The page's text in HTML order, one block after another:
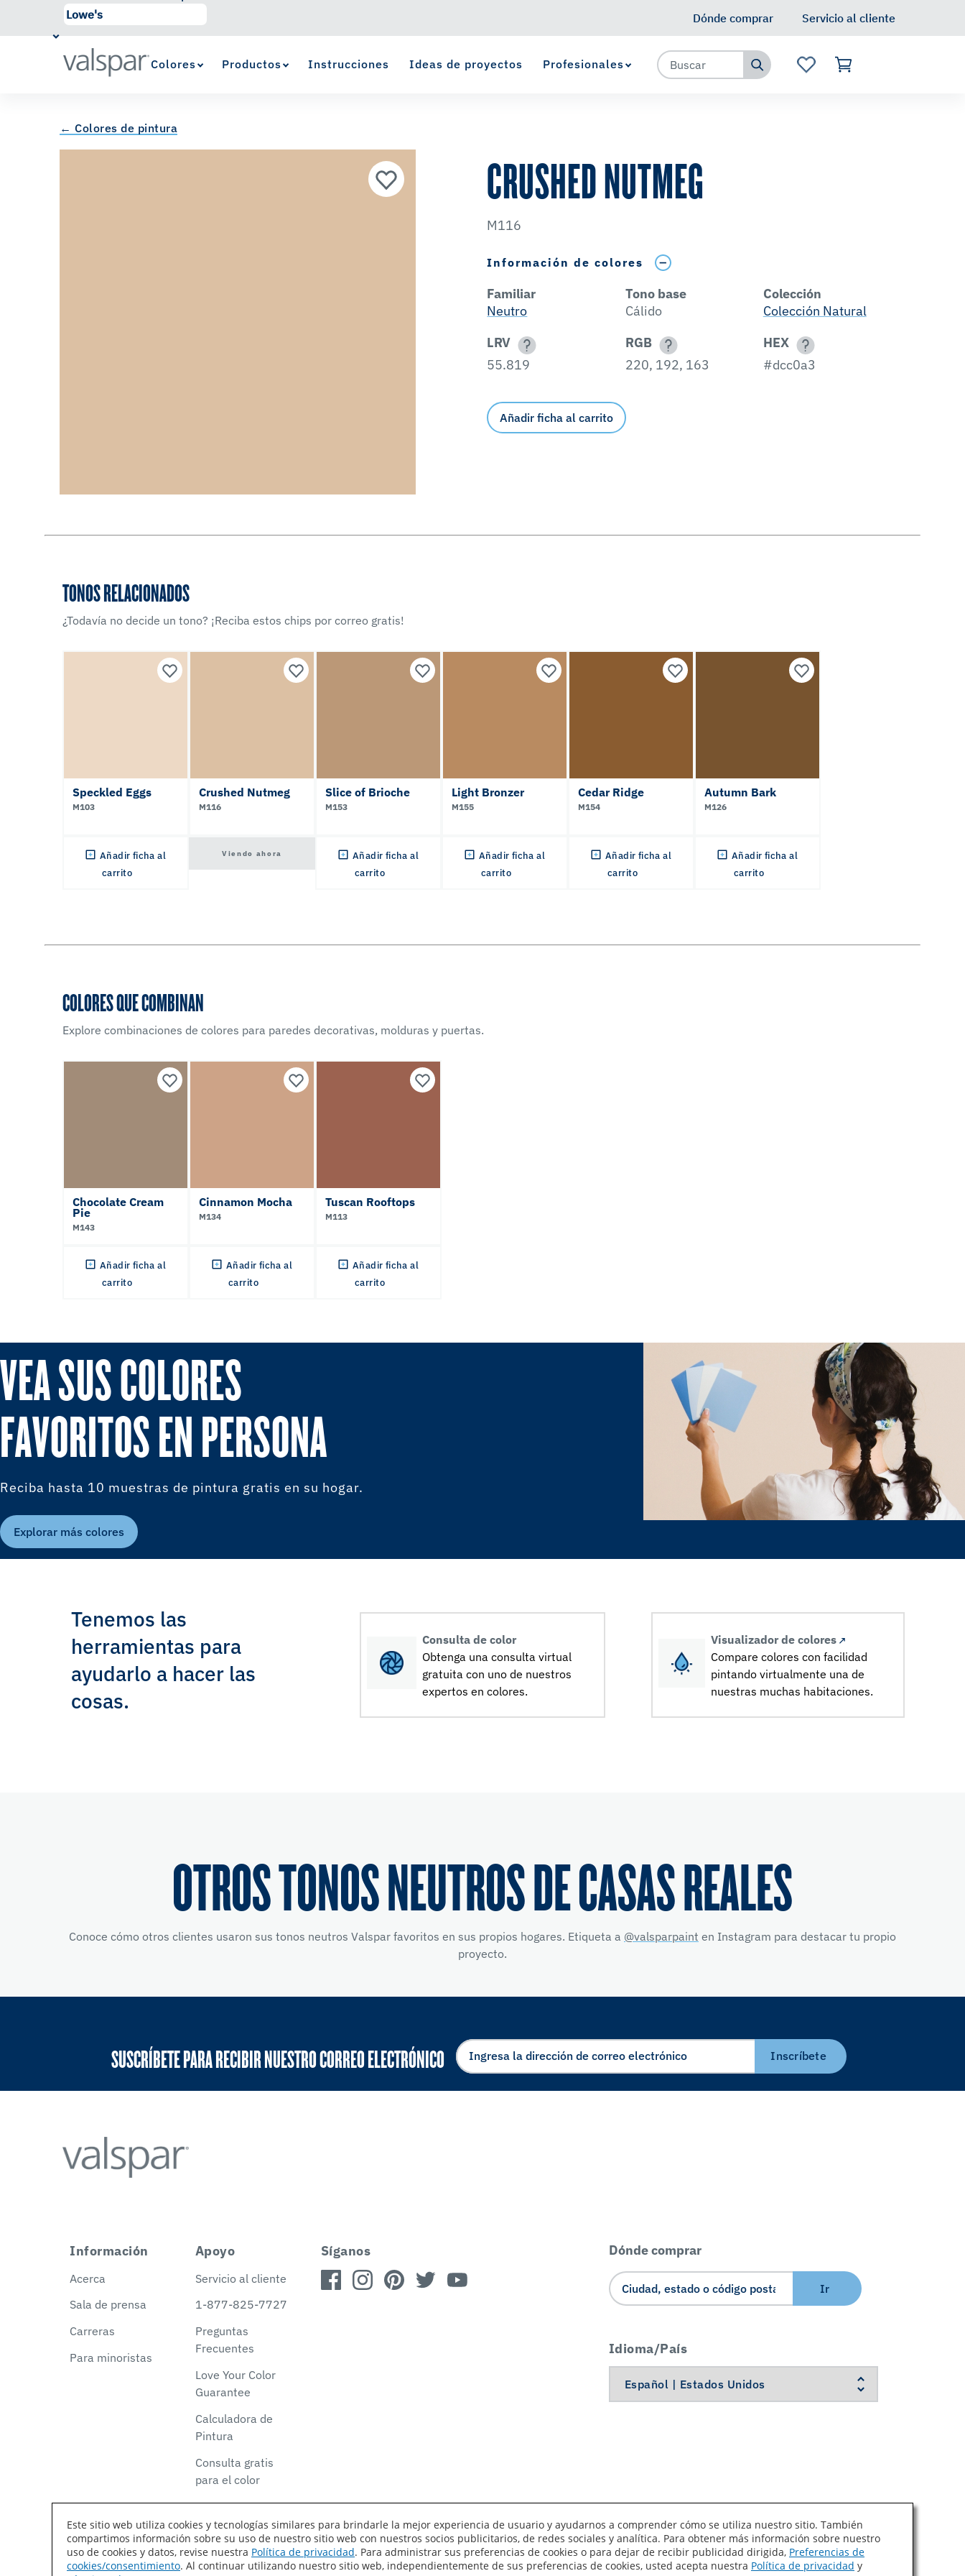
Dónde comprar
Servicio al cliente
Colores Productos Instrucciones Ideas de proyectos Profesionales
← Colores de pintura
CRUSHED NUTMEG
M116
Información de colores
Familiar
Neutro
Tono base
Cálido
Colección
Colección Natural
LRV
55.819
RGB
220, 192, 163
HEX
#dcc0a3
Añadir ficha al carrito
TONOS RELACIONADOS
¿Todavía no decide un tono? ¡Reciba estos chips por correo gratis!
Speckled Eggs
M103
Añadir ficha al
carrito
Crushed Nutmeg
M116
Viendo ahora
Slice of Brioche
M153
Añadir ficha al
carrito
Light Bronzer
M155
Añadir ficha al
carrito
Cedar Ridge
M154
Añadir ficha al
carrito
Autumn Bark
M126
Añadir ficha al
carrito
COLORES QUE COMBINAN
Explore combinaciones de colores para paredes decorativas, molduras y puertas.
Chocolate Cream
Pie
M143
Añadir ficha al
carrito
Cinnamon Mocha
M134
Añadir ficha al
carrito
Tuscan Rooftops
M113
Añadir ficha al
carrito
VEA SUS COLORES
FAVORITOS EN PERSONA
Reciba hasta 10 muestras de pintura gratis en su hogar.
Explorar más colores
Tenemos las
herramientas para
ayudarlo a hacer las
cosas.
Consulta de color
Obtenga una consulta virtual
gratuita con uno de nuestros
expertos en colores.
Visualizador de colores
Compare colores con facilidad
pintando virtualmente una de
nuestras muchas habitaciones.
OTROS TONOS NEUTROS DE CASAS REALES
Conoce cómo otros clientes usaron sus tonos neutros Valspar favoritos en sus propios hogares. Etiqueta a @valsparpaint en Instagram para destacar tu propio
proyecto.
SUSCRÍBETE PARA RECIBIR NUESTRO CORREO ELECTRÓNICO Inscríbete
Información
Acerca
Sala de prensa
Carreras
Para minoristas
Apoyo
Servicio al cliente
1-877-825-7727
Preguntas
Frecuentes
Love Your Color
Guarantee
Calculadora de
Pintura
Consulta gratis
para el color
Síganos Dónde comprar
Ir
Idioma/País
Declaración de accesibilidad Mapa del sitio Términos de uso Privacidad Sus preferencias de privacidad
Ley de Cadenas de Suministro de California
Coil Coatings
Este sitio web utiliza cookies y tecnologías similares para brindarle la mejor experiencia de usuario y ayudarnos a comprender cómo se utiliza nuestro sitio. También
compartimos información sobre su uso de nuestro sitio web con nuestros socios publicitarios, de redes sociales y analítica. Para obtener más información sobre nuestro
uso de cookies y datos, revise nuestra Política de privacidad. Para administrar sus preferencias de cookies o para dejar de recibir publicidad dirigida, Preferencias de
cookies/consentimiento. Al continuar utilizando nuestro sitio web, independientemente de sus preferencias de cookies, usted acepta nuestra Política de privacidad y